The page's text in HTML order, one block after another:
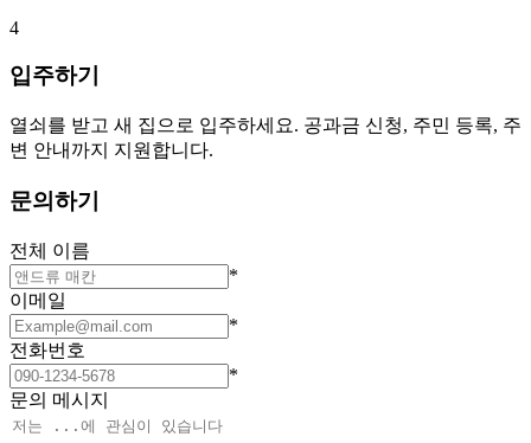
4
입주하기
열쇠를 받고 새 집으로 입주하세요. 공과금 신청, 주민 등록, 주
변 안내까지 지원합니다.
문의하기
전체 이름
*
이메일
*
전화번호
*
문의 메시지